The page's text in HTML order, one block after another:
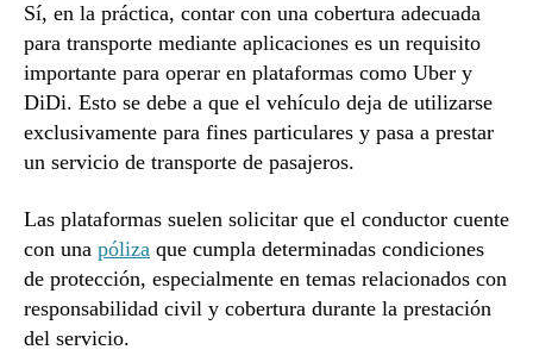
Sí, en la práctica, contar con una cobertura adecuada
para transporte mediante aplicaciones es un requisito
importante para operar en plataformas como Uber y
DiDi. Esto se debe a que el vehículo deja de utilizarse
exclusivamente para fines particulares y pasa a prestar
un servicio de transporte de pasajeros.
Las plataformas suelen solicitar que el conductor cuente
con una póliza que cumpla determinadas condiciones
de protección, especialmente en temas relacionados con
responsabilidad civil y cobertura durante la prestación
del servicio.